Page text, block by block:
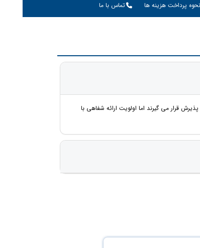
پرداخت هزینه ها تماس با ما
قرار می گیرند اما اولویت ارائه شفاهی با